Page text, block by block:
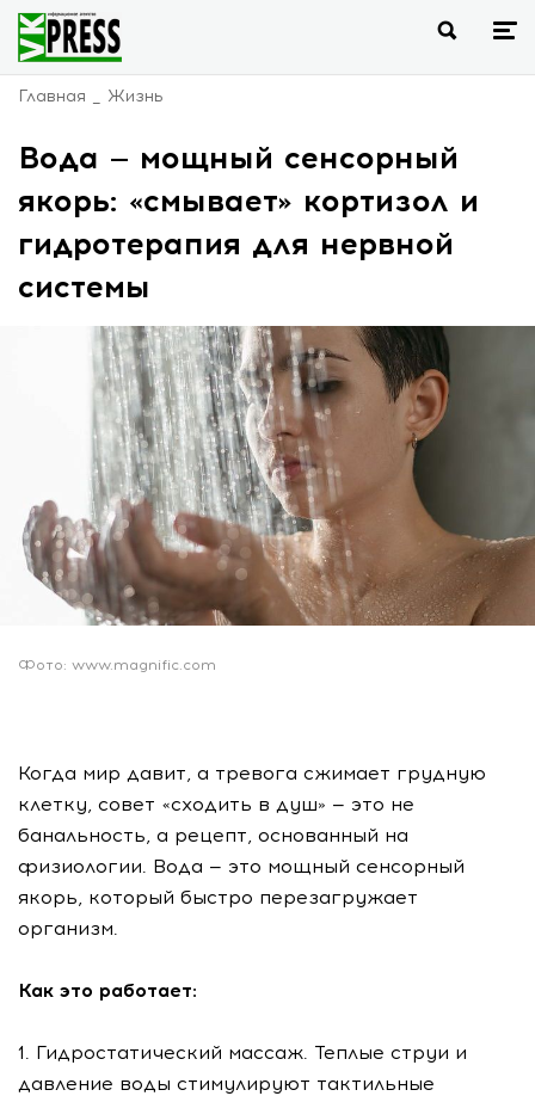
Главная Жизнь
Вода — мощный сенсорный
якорь: «смывает» кортизол и
гидротерапия для нервной
системы
Фото: www.magnific.com
Когда мир давит, а тревога сжимает грудную
клетку, совет «сходить в душ» — это не
банальность, а рецепт, основанный на
физиологии. Вода — это мощный сенсорный
якорь, который быстро перезагружает
организм.
Как это работает:
1. Гидростатический массаж. Теплые струи и
давление воды стимулируют тактильные